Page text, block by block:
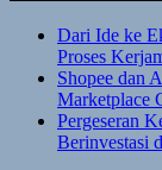
Dari Ide ke
Proses
Shopee dan
Marketplace
Pergeseran
Berinvestasi